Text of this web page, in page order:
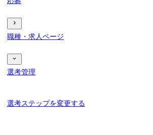
職種・求人ページ
選考管理
選考ステップを変更する